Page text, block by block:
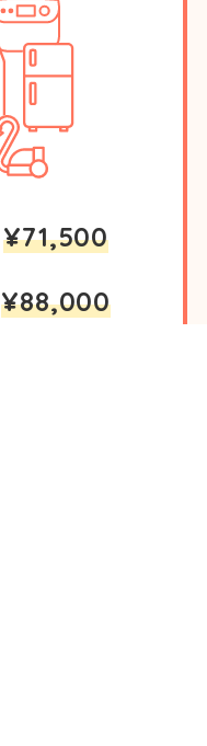
¥71,500
¥88,000